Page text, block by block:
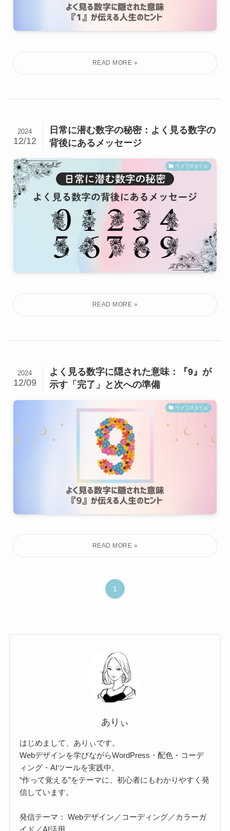
日常に潜む数字の秘密：よく見る数字の
背後にあるメッセージ
2024
12/12
ライフスタイル
よく見る数字に隠された意味：『9』が
示す「完了」と次への準備
2024
12/09
ライフスタイル
1
ありぃ
はじめまして、ありぃです。
Webデザインを学びながらWordPress・配色・コーデ
ィング・AIツールを実践中。
“作って覚える”をテーマに、初心者にもわかりやすく発
信しています。
発信テーマ： Webデザイン／コーディング／カラーガ